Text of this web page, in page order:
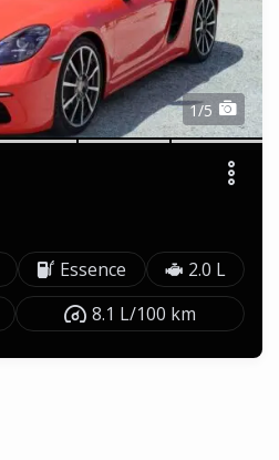
1/5
Essence
2.0 L
8.1 L/100 km